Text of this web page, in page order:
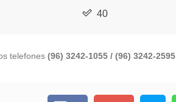
40
telefones(96) 3242-1055 / (96) 3242-2595